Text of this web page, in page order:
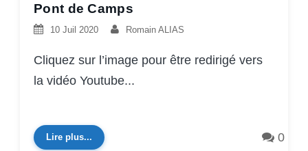
Pont de Camps
10 Juil 2020 Romain ALIAS
Cliquez sur l’image pour être redirigé vers
la vidéo Youtube...
Lire plus... 0